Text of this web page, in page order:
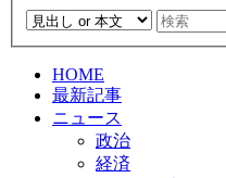
HOME
最新記事
ニュース
政治
経済